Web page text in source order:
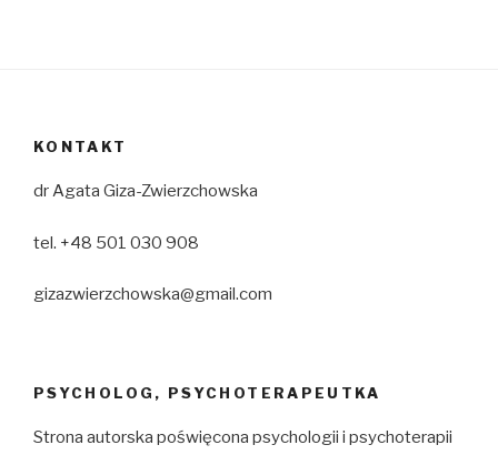
KONTAKT
dr Agata Giza-Zwierzchowska
tel. +48 501 030 908
gizazwierzchowska@gmail.com
PSYCHOLOG, PSYCHOTERAPEUTKA
Strona autorska poświęcona psychologii i psychoterapii